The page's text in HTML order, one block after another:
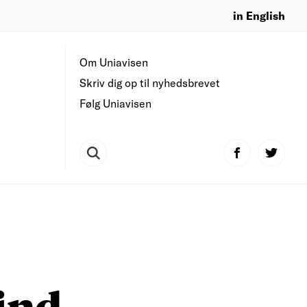
in English
Om Uniavisen
Skriv dig op til nyhedsbrevet
Følg Uniavisen